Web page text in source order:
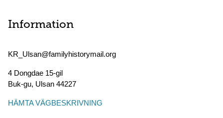
Information
KR_Ulsan@familyhistorymail.org
4 Dongdae 15-gil
Buk-gu, Ulsan 44227
HÄMTA VÄGBESKRIVNING